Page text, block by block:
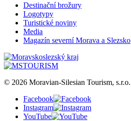
Destinační brožury
Logotypy
Turistické noviny
Media
Magazín severní Morava a Slezsko
© 2026 Moravian-Silesian Tourism, s.r.o.
Facebook
Instagram
YouTube